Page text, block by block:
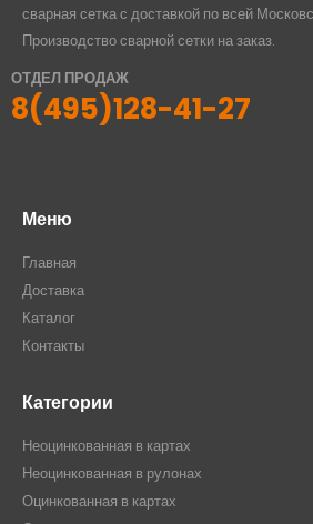
сварная сетка с доставкой по всей
Производство сварной сетки на заказ.
ОТДЕЛ ПРОДАЖ
8(495)128-41-27
Меню
Главная
Доставка
Каталог
Контакты
Категории
Неоцинкованная в картах
Неоцинкованная в рулонах
Оцинкованная в картах